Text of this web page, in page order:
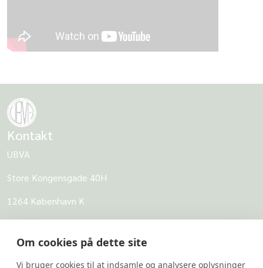
Om cookies på dette site
Vi bruger cookies til at indsamle og analysere oplysninger
Kontakt
UBVA
Store Kongensgade 40H
1264 København K
UBVA